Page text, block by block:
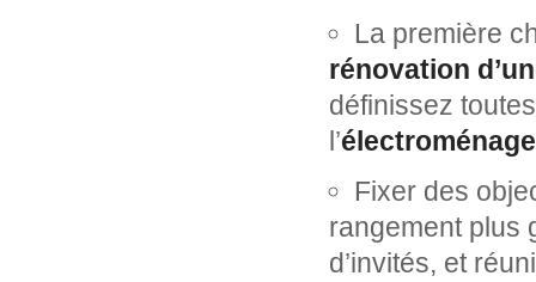
La première
rénovation
définissez
l’
Fixer des
rangement plus
d’invités, et